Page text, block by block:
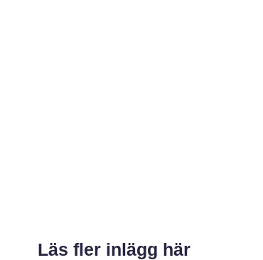
Läs fler inlägg här